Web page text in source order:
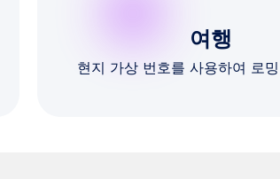
여행
현지 가상 번호를 사용하여 로